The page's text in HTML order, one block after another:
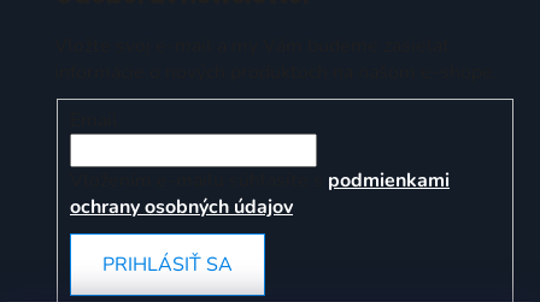
podmienkami
ochrany osobných údajov
PRIHLÁSIŤ SA